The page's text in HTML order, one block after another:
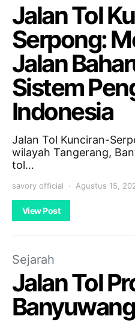
Jalan Tol
Serpong:
Jalan
Sistem
Indonesia
Jalan Tol Kunciran-
wilayah Tangerang,
tol…
savory official Agustus 15,
View Post
Sejarah
Jalan Tol